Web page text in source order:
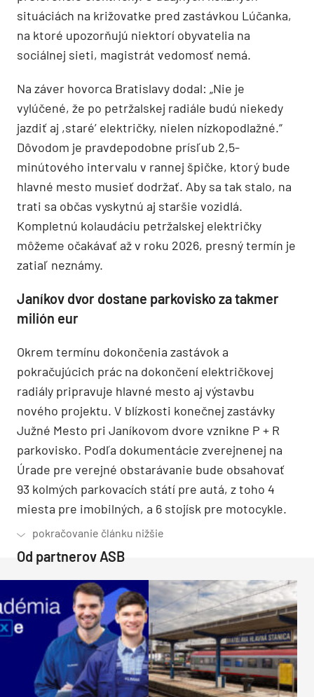
situáciách na križovatke pred zastávkou Lúčanka,
na ktoré upozorňujú niektorí obyvatelia na
sociálnej sieti, magistrát vedomosť nemá.
Na záver hovorca Bratislavy dodal: „Nie je
vylúčené, že po petržalskej radiále budú niekedy
jazdiť aj ,staré’ električky, nielen nízkopodlažné.“
Dôvodom je pravdepodobne prísľub 2,5-
minútového intervalu v rannej špičke, ktorý bude
hlavné mesto musieť dodržať. Aby sa tak stalo, na
trati sa občas vyskytnú aj staršie vozidlá.
Kompletnú kolaudáciu petržalskej električky
môžeme očakávať až v roku 2026, presný termín je
zatiaľ neznámy.
Janíkov dvor dostane parkovisko za takmer
milión eur
Okrem termínu dokončenia zastávok a
pokračujúcich prác na dokončení električkovej
radiály pripravuje hlavné mesto aj výstavbu
nového projektu. V blízkosti konečnej zastávky
Južné Mesto pri Janíkovom dvore vznikne P + R
parkovisko. Podľa dokumentácie zverejnenej na
Úrade pre verejné obstarávanie bude obsahovať
93 kolmých parkovacích státí pre autá, z toho 4
miesta pre imobilných, a 6 stojísk pre motocykle.
Od partnerov ASB